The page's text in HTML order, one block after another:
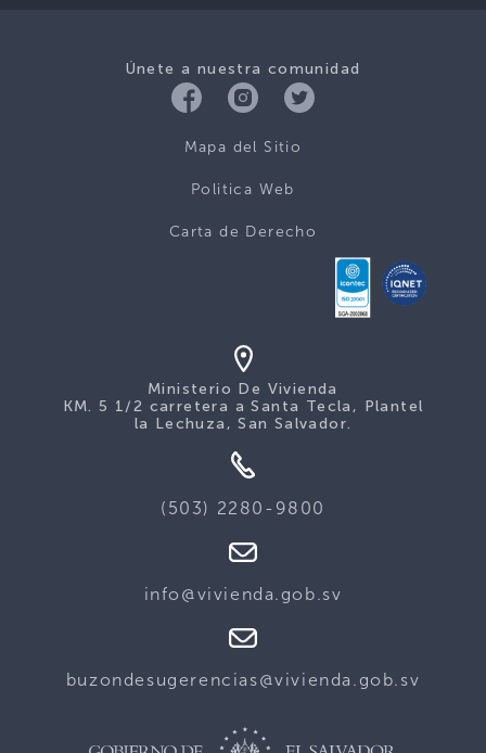
Únete a nuestra comunidad
Mapa del Sitio
Politica Web
Carta de Derecho
Ministerio De Vivienda
KM. 5 1/2 carretera a Santa Tecla, Plantel
la Lechuza, San Salvador.
(503) 2280-9800
info@vivienda.gob.sv
buzondesugerencias@vivienda.gob.sv